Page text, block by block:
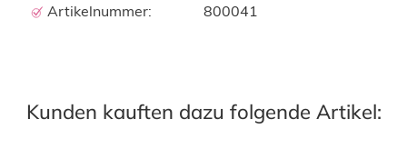
Artikelnummer:
800041
Kunden kauften dazu folgende Artikel: